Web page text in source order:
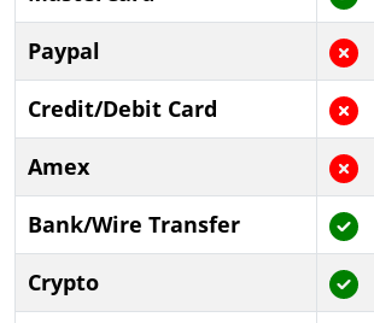
Paypal
Credit/Debit Card
Amex
Bank/Wire Transfer
Crypto